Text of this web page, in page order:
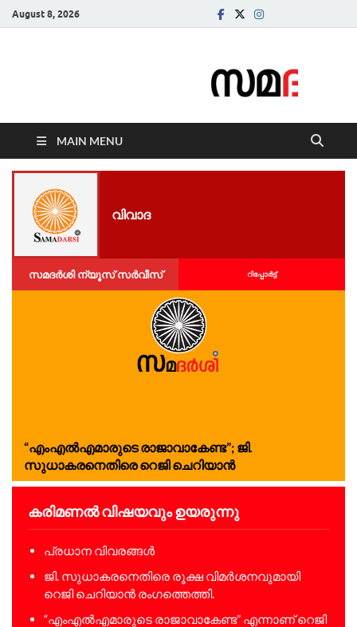
August 8, 2026
MAIN MENU
വിവാദ
സമദർശി ന്യൂസ് സർവീസ് റിപ്പോര്‍ട്ട്
“എംഎൽഎമാരുടെ രാജാവാകേണ്ട”; ജി.
സുധാകരനെതിരെ റെജി ചെറിയാൻ
കരിമണൽ വിഷയവും ഉയരുന്നു
പ്രധാന വിവരങ്ങൾ
ജി. സുധാകരനെതിരെ രൂക്ഷ വിമർശനവുമായി
റെജി ചെറിയാൻ രംഗത്തെത്തി.
“എംഎൽഎമാരുടെ രാജാവാകേണ്ട” എന്നാണ് റെജി